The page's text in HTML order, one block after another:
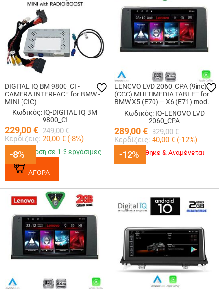
-8%
DIGITAL IQ BM 9800_CI -
CAMERA INTERFACE for BMW -
MINI (CIC)
Κωδικός: IQ-DIGITAL IQ BM
9800_CI
229,00€ 249,00 €
Κερδίζεις: 20,00 € (-8%)
-8%
Παράδοση σε 1-3 εργάσιμες
ΑΓΟΡΑ
-12%
LENOVO LVD 2060_CPA (9inc)
(CCC) MULTIMEDIA TABLET for
BMW X5 (E70) – X6 (E71) mod.
2006-2009
Κωδικός: IQ-LENOVO LVD
2060_CPA
289,00€ 329,00 €
Κερδίζεις: 40,00 € (-12%)
-12%
Εξαντλήθηκε & Αναμένεται